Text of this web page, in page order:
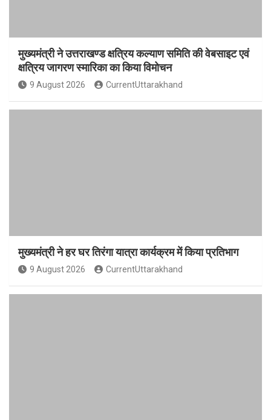
मुख्यमंत्री ने उत्तराखण्ड क्षत्रिय कल्याण समिति की वेबसाइट एवं
क्षत्रिय जागरण स्मारिका का किया विमोचन
9 August 2026 CurrentUttarakhand
मुख्यमंत्री ने हर घर तिरंगा यात्रा कार्यक्रम में किया प्रतिभाग
9 August 2026 CurrentUttarakhand